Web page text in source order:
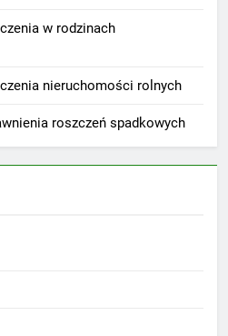
w rodzinach
nieruchomości rolnych
roszczeń spadkowych